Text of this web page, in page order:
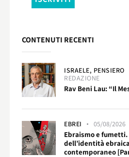
CONTENUTI RECENTI
ISRAELE, PENSIERO
REDAZIONE
Rav Beni Lau: “Il
EBREI 05/08/2026
Ebraismo e
dell’identità
contemporaneo